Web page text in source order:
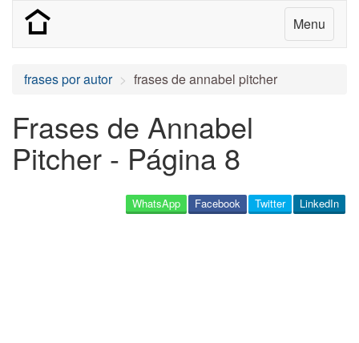
Menu
frases por autor frases de annabel pitcher
Frases de Annabel
Pitcher - Página 8
LinkedIn
Twitter
Facebook
WhatsApp